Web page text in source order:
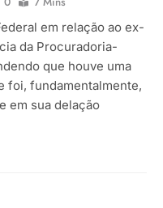
em relação ao ex-
da Procuradoria-
que houve uma
foi, fundamentalmente,
em sua delação